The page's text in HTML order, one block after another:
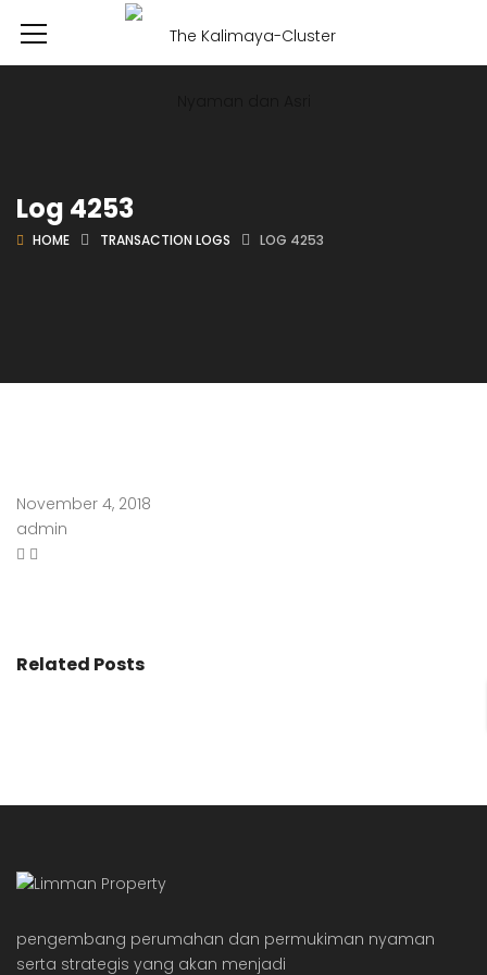
Log 4253
HOME TRANSACTION LOGS LOG 4253
November 4, 2018
admin
Related Posts
pengembang perumahan dan permukiman nyaman
serta strategis yang akan menjadi